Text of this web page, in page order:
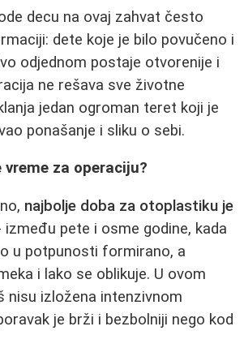
decu na ovaj zahvat često
dete koje je bilo povučeno i
odjednom postaje otvorenije i
ne rešava sve životne
jedan ogroman teret koji je
ponašanje i sliku o sebi.
za operaciju?
najbolje doba za otoplastiku je
između pete i osme godine, kada
u potpunosti formirano, a
i lako se oblikuje. U ovom
nisu izložena intenzivnom
je brži i bezbolniji nego kod